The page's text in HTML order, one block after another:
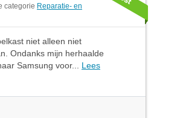
categorie Reparatie- en
niet alleen niet
Ondanks mijn herhaalde
Samsung voor... Lees